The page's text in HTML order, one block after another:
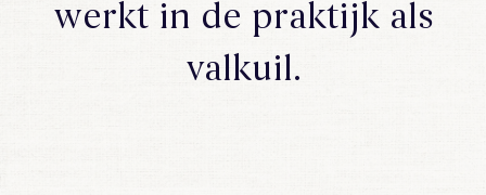
werkt in de praktijk als
valkuil.